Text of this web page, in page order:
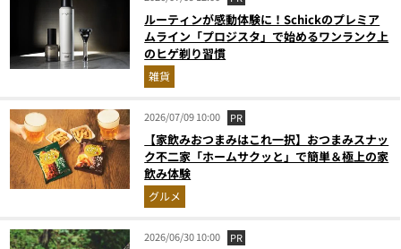
ルーティンが感動体験に！Schickのプレミア
ムライン「プロジスタ」で始めるワンランク上
のヒゲ剃り習慣
雑貨
2026/07/09 10:00 PR
【家飲みおつまみはこれ一択】おつまみスナッ
ク不二家「ホームサクッと」で簡単＆極上の家
飲み体験
グルメ
2026/06/30 10:00 PR